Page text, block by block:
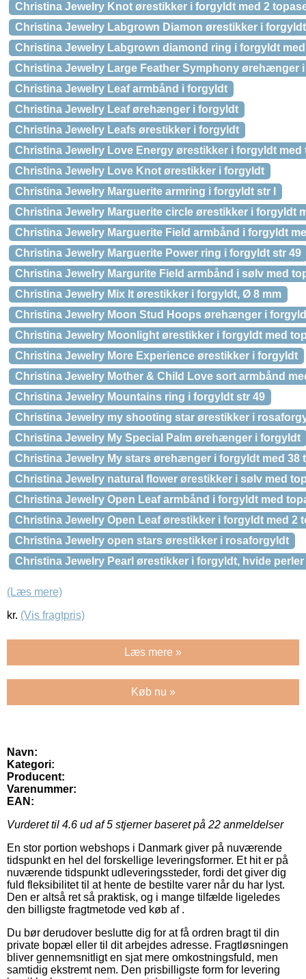
Christina Jewelry Knot ørestikker i forgyldt med 2
Christina Jewelry Labgrown Diamon ørestikker i
Christina Jewelry Labgrown diamond ring i forgyldt
Christina Jewelry Large Feather Symphony ørehænger
Christina Jewelry Leaf armbånd i forgyldt
Christina Jewelry Leaf ørehænger i forgyldt
Christina Jewelry Leafs ørestikker i forgyldt
Christina Jewelry Love Energy ørestikker i forgyldt med
Christina Jewelry Love Knot ørestikker i forgyldt
Christina Jewelry Marguerite armring i forgyldt str l
Christina Jewelry Marguerite circle ørestikker i forgyldt
Christina Jewelry Marguerite Field armbånd i forgyldt
Christina Jewelry Marguerite Power ring i forgyldt str 49
Christina Jewelry Margurite Field armbånd i sølv med
Christina Jewelry Mix It ørestikker i forgyldt, Ø 8 mm
Christina Jewelry Moon Stud Hoops ørehænger i
Christina Jewelry Moonlight ørestikker i forgyldt med
Christina Jewelry More Experience ørestikker i forgyldt
Christina Jewelry Mother & Child Love sort armbånd
Christina Jewelry Mountains ring i forgyldt str 49
Christina Jewelry my shooting star ørestikker i
Christina Jewelry My Special Palm ørehænger i forgyldt
Christina Jewelry My stars ørehænger i forgyldt med 38
Christina Jewelry natural flower ørestikker i sølv med
Christina Jewelry Open Leaf armbånd i forgyldt med
Christina Jewelry Open Leaf ørestikker i forgyldt med 2
Christina Jewelry open stars ørestikker i rosaforgyldt
Christina Jewelry Pearl ørestikker i forgyldt, hvide perler
(Læs mere)
kr. (Vis fragtpris)
Læs mere »
Køb nu »
Navn:
Kategori:
Producent:
Varenummer:
EAN:
Vurderet til 4.6 ud af 5 stjerner baseret på 22 anmeldelser
En stor portion webshops i Danmark giver på nuværende
tidspunkt en hel del forskellige leveringsformer. Et hit er på
nuværende tidspunkt udleveringssteder, fordi det giver dig
fuld fleksibilitet til at hente de bestilte varer når du har lyst.
Den er altså ret så praktisk, og i mange tilfælde ligeledes
den billigste fragtmetode ved køb af .
Du bør derudover beslutte dig for at få ordren bragt til din
private bopæl eller til dit arbejdes adresse. Fragtløsningen
bliver gennemsnitligt en sjat mere omkostningsfuld, men
samtidig ekstremt nem. Den prisbilligste form for levering